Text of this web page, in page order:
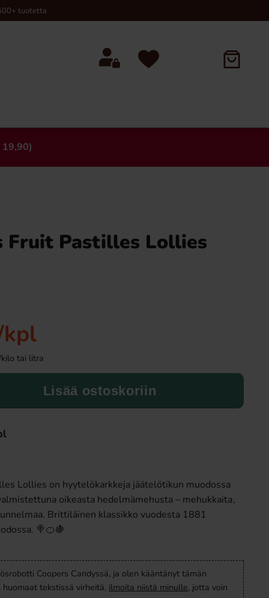
tuotetta
19,90)
Fruit Pastilles Lollies
tai litra
Lisää ostoskoriin
Lollies on hyytelökarkkeja jäätelötikun muodossa
oikeasta hedelmämehusta – mehukkaitа,
Brittiläinen klassikko vuodesta 1881
🍭🍊🍇
Coopers Candyssä, ja olen kääntänyt tämän
tekstissä virheitä, ilmoita niistä minulle, jotta voin